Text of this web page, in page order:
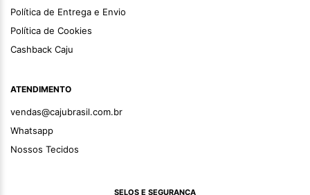
Política de Entrega e Envio
Política de Cookies
Cashback Caju
ATENDIMENTO
vendas@cajubrasil.com.br
Whatsapp
Nossos Tecidos
SELOS E SEGURANÇA